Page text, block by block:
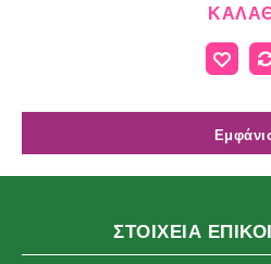
ΣΤΟΙΧΕΙΑ